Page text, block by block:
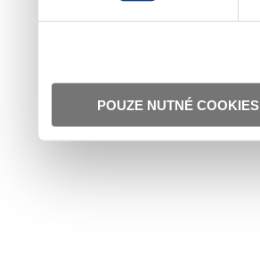
POUZE NUTNÉ COOKIES